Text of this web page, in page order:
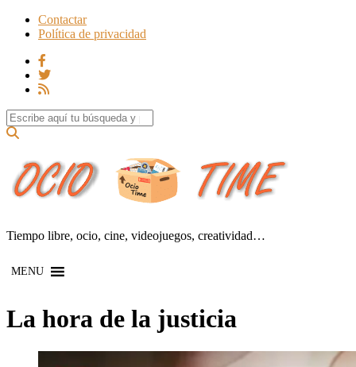
Contactar
Política de privacidad
Search for:
Tiempo libre, ocio, cine, videojuegos, creatividad…
MENU
La hora de la justicia